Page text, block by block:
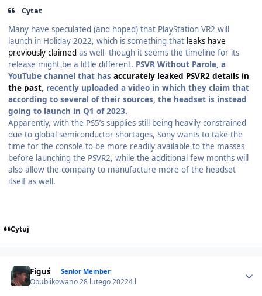
Cytat
Many have speculated (and hoped) that PlayStation VR2 will
launch in Holiday 2022, which is something that leaks have
previously claimed as well- though it seems the timeline for its
release might be a little different. PSVR Without Parole, a
YouTube channel that has accurately leaked PSVR2 details in
the past, recently uploaded a video in which they claim that
according to several of their sources, the headset is instead
going to launch in Q1 of 2023.
Apparently, with the PS5’s supplies still being heavily constrained
due to global semiconductor shortages, Sony wants to take the
time for the console to be more readily available to the masses
before launching the PSVR2, while the additional few months will
also allow the company to manufacture more of the headset
itself as well.
Cytuj
Figuś Senior Member
Opublikowano28 lutego 20224 l